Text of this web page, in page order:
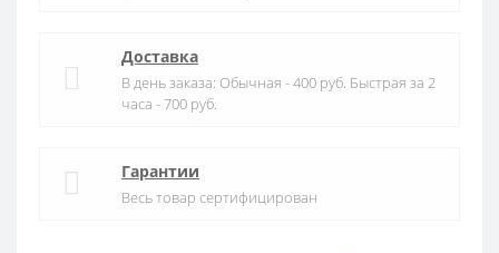
Доставка
В день заказа: Обычная - 400 руб. Быстрая за 2
часа - 700 руб.
Гарантии
Весь товар сертифицирован